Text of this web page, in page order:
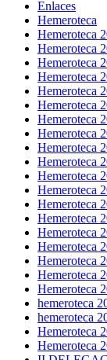
Enlaces
Hemeroteca
Hemeroteca
Hemeroteca
Hemeroteca
Hemeroteca
Hemeroteca
Hemeroteca
Hemeroteca
Hemeroteca
Hemeroteca
Hemeroteca
Hemeroteca
Hemeroteca
Hemeroteca
Hemeroteca
Hemeroteca
Hemeroteca
Hemeroteca
Hemeroteca
Hemeroteca
hemeroteca
hemeroteca
Hemeroteca
Hemeroteca